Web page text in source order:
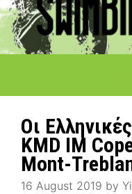
Οι
KMD IM
Mont-
16 August 2019 by